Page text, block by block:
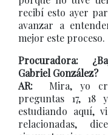
recibí esto ayer
avanzar a
mejor este proceso.
Procuradora:
Gabriel González?
AR:
Mira, yo
preguntas 17,
estudiando aquí,
relacionadas,